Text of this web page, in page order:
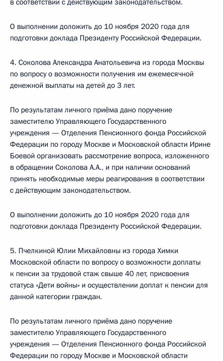
в соответствии с действующим законодательством.
О выполнении доложить до 10 ноября 2020 года для
подготовки доклада Президенту Российской Федерации.
4. Соколова Александра Анатольевича из города Москвы
по вопросу о возможности получения им ежемесячной
денежной выплаты на детей до 3 лет.
По результатам личного приёма дано поручение
заместителю Управляющего Государственного
учреждения — Отделения Пенсионного фонда Российской
Федерации по городу Москве и Московской области Ирине
Боевой организовать рассмотрение вопроса, изложенного
в обращении Соколова А.А., и при наличии оснований
принять необходимые меры реагирования в соответствии
с действующим законодательством.
О выполнении доложить до 10 ноября 2020 года для
подготовки доклада Президенту Российской Федерации.
5. Пчелкиной Юлии Михайловны из города Химки
Московской области по вопросу о возможности доплаты
к пенсии за трудовой стаж свыше 40 лет, присвоения
статуса «Дети войны» и осуществлении доплат к пенсии для
данной категории граждан.
По результатам личного приёма дано поручение
заместителю Управляющего Государственного
учреждения — Отделения Пенсионного фонда Российской
Федерации по городу Москве и Московской области